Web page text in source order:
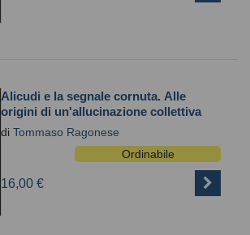
Alicudi e la segnale cornuta. Alle
origini di un'allucinazione collettiva
di Tommaso Ragonese
Ordinabile
16,00 €